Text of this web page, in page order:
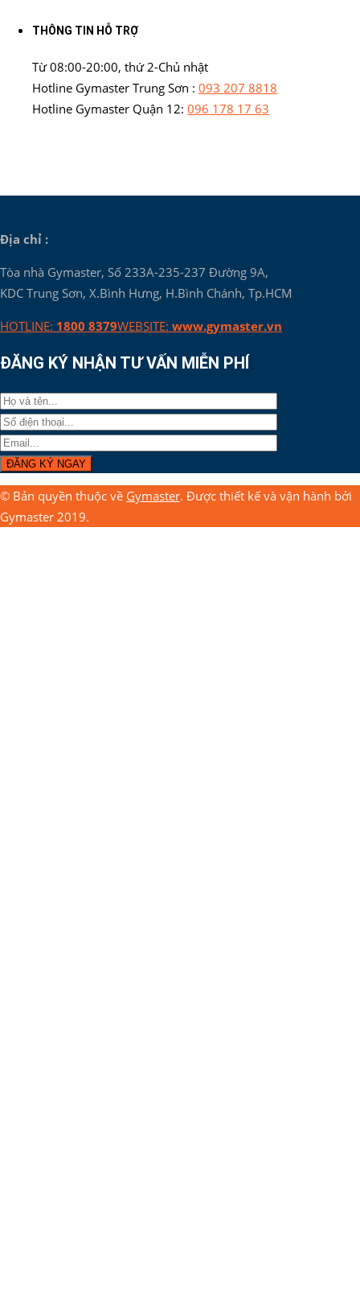
THÔNG TIN HỖ TRỢ
Từ 08:00-20:00, thứ 2-Chủ nhật
Hotline Gymaster Trung Sơn : 093 207 8818
Hotline Gymaster Quận 12: 096 178 17 63
Địa chỉ :
Tòa nhà Gymaster, Số 233A-235-237 Đường 9A,
KDC Trung Sơn, X.Bình Hưng, H.Bình Chánh, Tp.HCM
HOTLINE: 1800 8379WEBSITE: www.gymaster.vn
ĐĂNG KÝ NHẬN TƯ VẤN MIỄN PHÍ
© Bản quyền thuộc về Gymaster. Được thiết kế và vận hành bởi
Gymaster 2019.